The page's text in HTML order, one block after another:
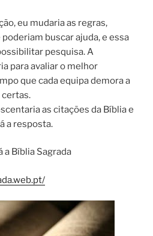
eu mudaria as regras,
buscar ajuda, e essa
pesquisa. A
para avaliar o melhor
que cada equipa demora a
as citações da Bíblia e
a resposta.
a Bíblia Sagrada